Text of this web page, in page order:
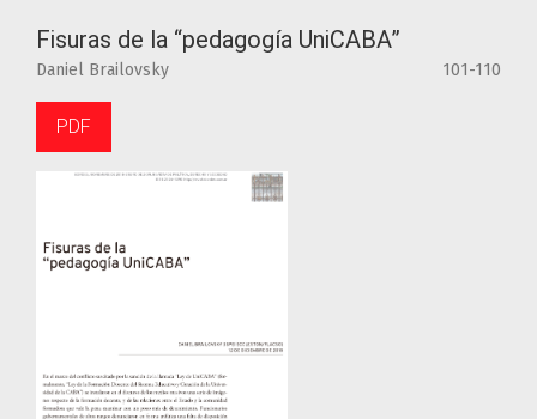
Fisuras de la “pedagogía UniCABA”
Daniel Brailovsky 101-110
PDF